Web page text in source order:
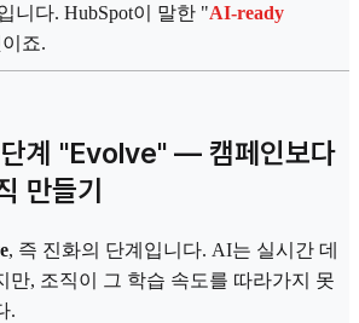
니다. HubSpot이 말한 "AI-ready
죠.
단계 "Evolve" — 캠페인보다
만들기
, 즉 진화의 단계입니다. AI는 실시간 데
만, 조직이 그 학습 속도를 따라가지 못
.